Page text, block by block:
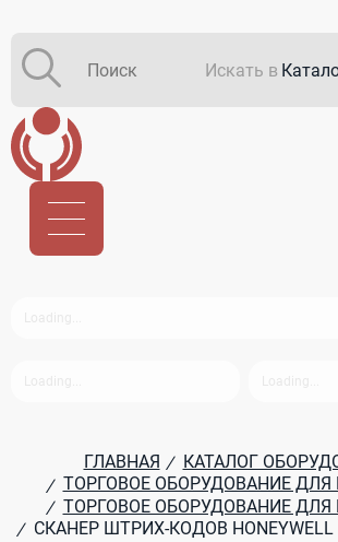
Искать в
ГЛАВНАЯ / КАТАЛОГ
/ ТОРГОВОЕ ОБОРУДОВАНИЕ ДЛЯ
/ ТОРГОВОЕ ОБОРУДОВАНИЕ ДЛЯ
/ СКАНЕР ШТРИХ-КОДОВ HONEYWELL